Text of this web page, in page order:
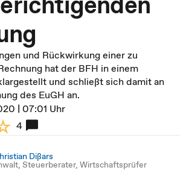
und Rückwirkung einer zu
hat der BFH in einem
und schließt sich damit an
des EuGH an.
| 07:01 Uhr
4
Dißars
Steuerberater, Wirtschaftsprüfer